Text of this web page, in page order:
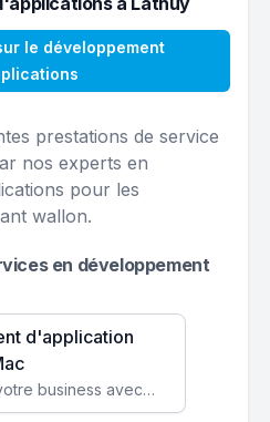
le développement
prestations de service
nos experts en
pour les
wallon.
en développement
d'application
Faites évoluer votre business avec des solutions logicielles personnalisées, parfaitement adaptées à vos besoins spécifiques.